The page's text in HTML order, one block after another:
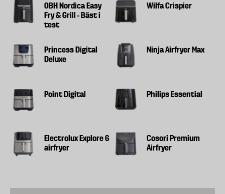
OBH Nordica Easy
Fry & Grill - Bäst i
test
Wilfa Crispier
Princess Digital
Deluxe
Ninja Airfryer Max
Point Digital Philips Essential
Electrolux Explore 6
airfryer
Cosori Premium
Airfryer